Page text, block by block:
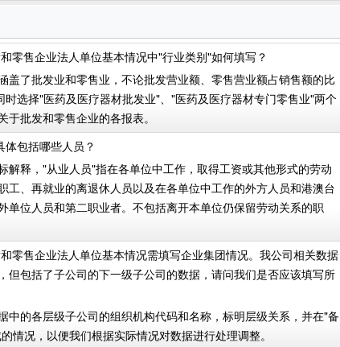
零售企业法人单位基本情况中"行业类别"如何填写？
盖了批发业和零售业，不论批发营业额、零售营业额占销售额的比
选择"医药及医疗器材批发业"、"医药及医疗器材专门零售业"两个
批发和零售企业的各报表。
包括哪些人员？
解释，"从业人员"指在各单位中工作，取得工资或其他形式的劳动
工、再就业的离退休人员以及在各单位中工作的外方人员和港澳台
单位人员和第二职业者。不包括离开本单位仍保留劳动关系的职
零售企业法人单位基本情况需填写企业集团情况。我公司相关数据
但包括了子公司的下一级子公司的数据，请问我们是否应该填写所
中的各层级子公司的组织机构代码和名称，标明层级关系，并在"备
情况，以便我们根据实际情况对数据进行处理调整。